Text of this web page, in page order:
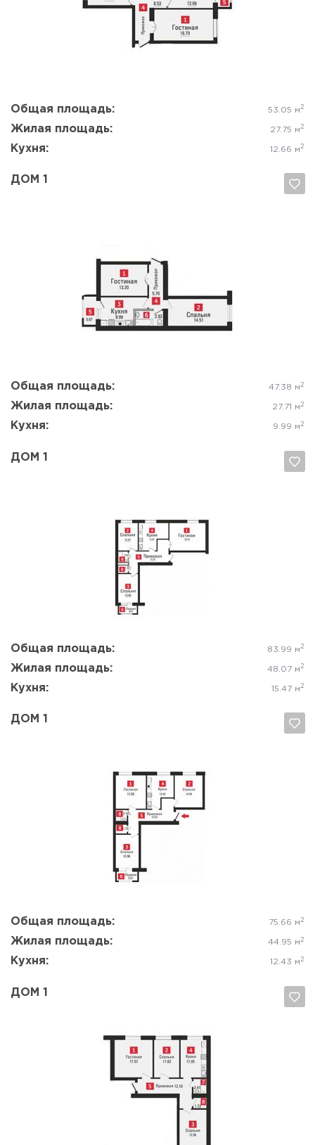
Общая площадь: 53.05 м 2
Жилая площадь: 27.75 м 2
Кухня: 12.66 м 2
Да, удалить Отмена
ДОМ 1
Общая площадь: 47.38 м 2
Жилая площадь: 27.71 м 2
Кухня: 9.99 м 2
Да, удалить Отмена
ДОМ 1
Общая площадь: 83.99 м 2
Жилая площадь: 48.07 м 2
Кухня: 15.47 м 2
ДОМ 1
Общая площадь: 75.66 м 2
Жилая площадь: 44.95 м 2
Кухня: 12.43 м 2
ДОМ 1